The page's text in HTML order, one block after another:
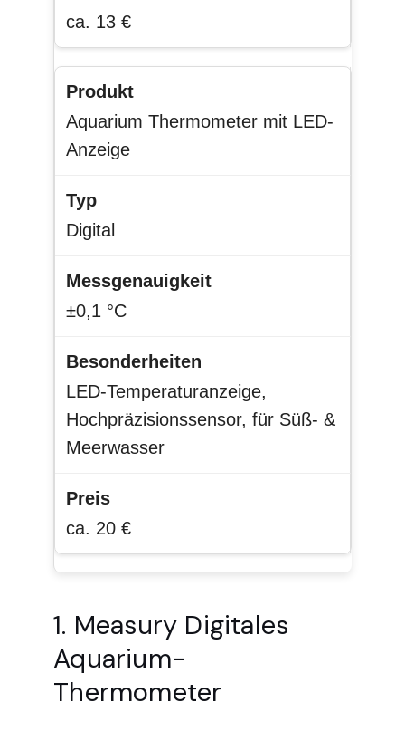
ca. 13 €
Aquarium Thermometer mit LED-
Anzeige
Digital
±0,1 °C
LED-Temperaturanzeige,
Hochpräzisionssensor, für Süß- &
Meerwasser
ca. 20 €
1. Measury Digitales
Aquarium-
Thermometer